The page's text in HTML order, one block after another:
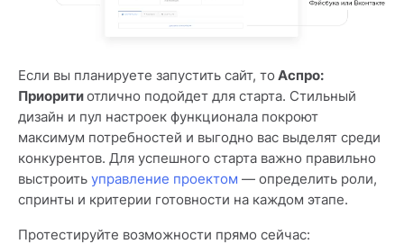
Если вы планируете запустить сайт, тоАспро:
Приоритиотлично подойдет для старта. Стильный
дизайн и пул настроек функционала покроют
максимум потребностей и выгодно вас выделят среди
конкурентов. Для успешного старта важно правильно
выстроить управление проектом — определить роли,
спринты и критерии готовности на каждом этапе.
Протестируйте возможности прямо сейчас: